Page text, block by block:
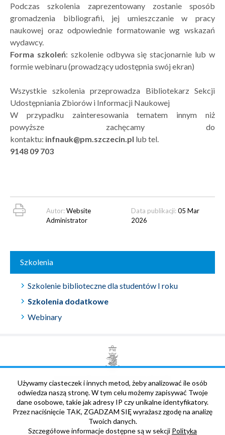
Szkolenia
Szkolenie biblioteczne dla studentów I roku
Szkolenia dodatkowe
Webinary
Podczas szkolenia zaprezentowany zostanie sposób
gromadzenia bibliografii, jej umieszczanie w pracy
naukowej oraz odpowiednie formatowanie wg wskazań
wydawcy.
Forma szkoleń: szkolenie odbywa się stacjonarnie lub w
formie webinaru (prowadzący udostępnia swój ekran)
Wszystkie szkolenia przeprowadza Bibliotekarz Sekcji
Udostępniania Zbiorów i Informacji Naukowej
W przypadku zainteresowania tematem innym niż
powyższe zachęcamy do
kontaktu: infnauk@pm.szczecin.pl lub tel.
9148 09 703
Autor:Website
Administrator
Data publikacji:05 Mar
2026
Biblioteka Główna
ul. Henryka Pobożnego 11
Używamy ciasteczek i innych metod, żeby analizować ile osób
odwiedza naszą stronę. W tym celu możemy zapisywać Twoje
dane osobowe, takie jak adresy IP czy unikalne identyfikatory.
Przez naciśnięcie TAK, ZGADZAM SIĘ wyrażasz zgodę na analizę
Twoich danych.
Szczegółowe informacje dostępne są w sekcji Polityka